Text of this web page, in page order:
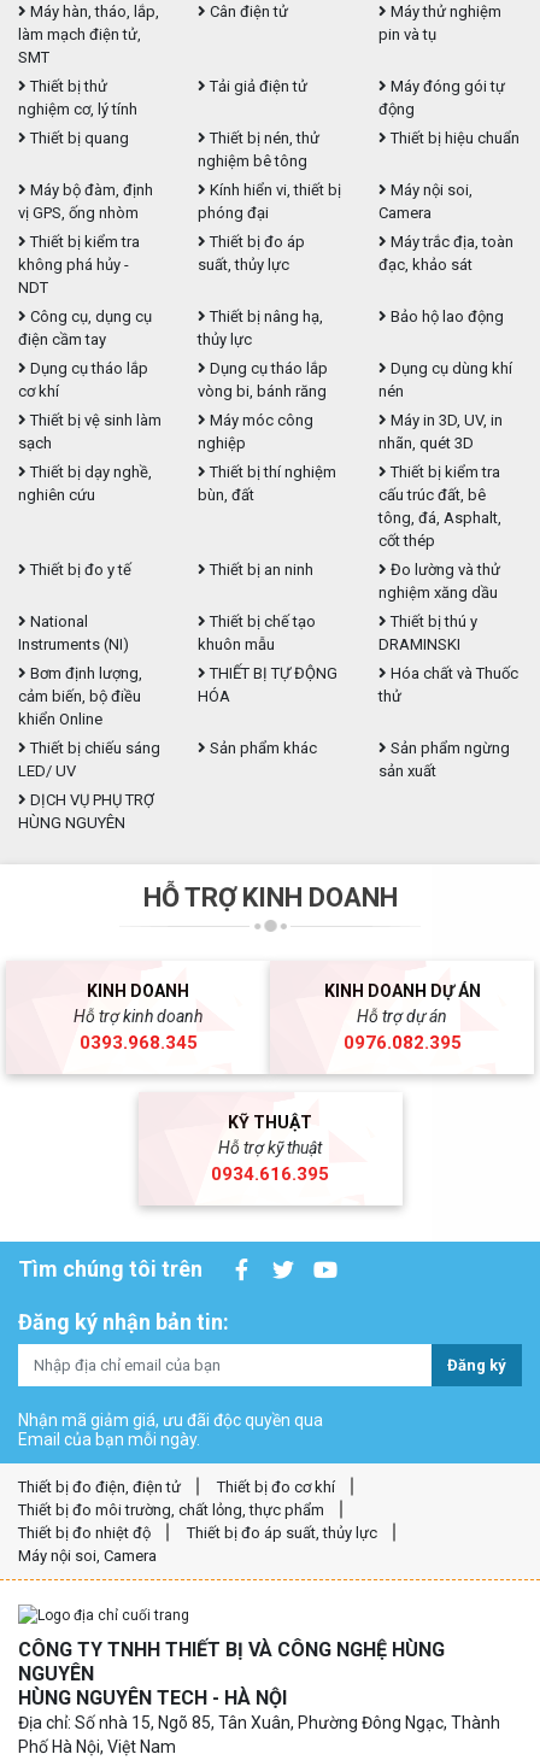
Máy hàn, tháo, lắp,
làm mạch điện tử,
SMT
Cân điện tử
Máy thử nghiệm
pin và tụ
Thiết bị thử
nghiệm cơ, lý tính
Tải giả điện tử
Máy đóng gói tự
động
Thiết bị quang
Thiết bị nén, thử
nghiệm bê tông
Thiết bị hiệu chuẩn
Máy bộ đàm, định
vị GPS, ống nhòm
Kính hiển vi, thiết bị
phóng đại
Máy nội soi,
Camera
Thiết bị kiểm tra
không phá hủy -
NDT
Thiết bị đo áp
suất, thủy lực
Máy trắc địa, toàn
đạc, khảo sát
Công cụ, dụng cụ
điện cầm tay
Thiết bị nâng hạ,
thủy lực
Bảo hộ lao động
Dụng cụ tháo lắp
cơ khí
Dụng cụ tháo lắp
vòng bi, bánh răng
Dụng cụ dùng khí
nén
Thiết bị vệ sinh làm
sạch
Máy móc công
nghiệp
Máy in 3D, UV, in
nhãn, quét 3D
Thiết bị dạy nghề,
nghiên cứu
Thiết bị thí nghiệm
bùn, đất
Thiết bị kiểm tra
cấu trúc đất, bê
tông, đá, Asphalt,
cốt thép
Thiết bị đo y tế
Thiết bị an ninh
Đo lường và thử
nghiệm xăng dầu
National
Instruments (NI)
Thiết bị chế tạo
khuôn mẫu
Thiết bị thú y
DRAMINSKI
Bơm định lượng,
cảm biến, bộ điều
khiển Online
THIẾT BỊ TỰ ĐỘNG
HÓA
Hóa chất và Thuốc
thử
Thiết bị chiếu sáng
LED/ UV
Sản phẩm khác
Sản phẩm ngừng
sản xuất
DỊCH VỤ PHỤ TRỢ
HÙNG NGUYÊN
HỖ TRỢ KINH DOANH
KINH DOANH
Hỗ trợ kinh doanh
0393.968.345
KINH DOANH DỰ ÁN
Hỗ trợ dự án
0976.082.395
KỸ THUẬT
Hỗ trợ kỹ thuật
0934.616.395
Tìm chúng tôi trên
Đăng ký nhận bản tin:
Đăng ký
Nhận mã giảm giá, ưu đãi độc quyền qua
Email của bạn mỗi ngày.
Thiết bị đo điện, điện tử
Thiết bị đo cơ khí
Thiết bị đo môi trường, chất lỏng, thực phẩm
Thiết bị đo nhiệt độ
Thiết bị đo áp suất, thủy lực
Máy nội soi, Camera
CÔNG TY TNHH THIẾT BỊ VÀ CÔNG NGHỆ HÙNG
NGUYÊN
HÙNG NGUYÊN TECH - HÀ NỘI
Địa chỉ: Số nhà 15, Ngõ 85, Tân Xuân, Phường Đông Ngạc, Thành
Phố Hà Nội, Việt Nam